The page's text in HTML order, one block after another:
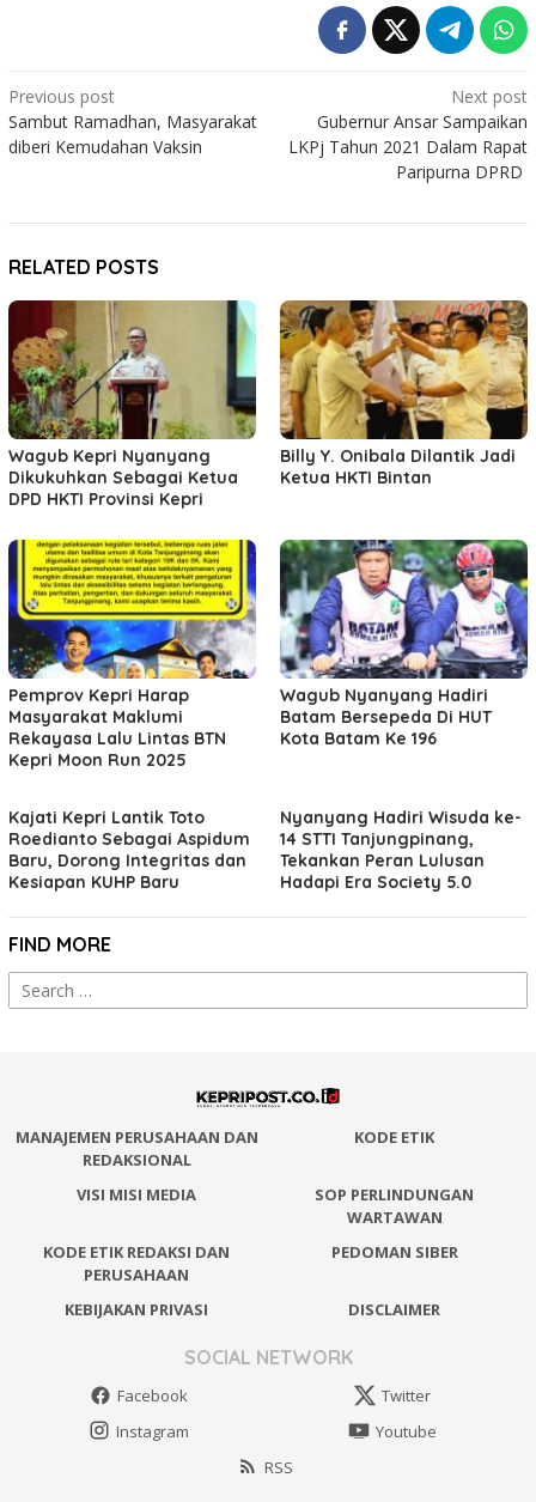
Post
navigation
Previous post
Sambut Ramadhan, Masyarakat
diberi Kemudahan Vaksin
Next post
Gubernur Ansar Sampaikan
LKPj Tahun 2021 Dalam Rapat
Paripurna DPRD
RELATED POSTS
Wagub Kepri Nyanyang
Dikukuhkan Sebagai Ketua
DPD HKTI Provinsi Kepri
Billy Y. Onibala Dilantik Jadi
Ketua HKTI Bintan
Pemprov Kepri Harap
Masyarakat Maklumi
Rekayasa Lalu Lintas BTN
Kepri Moon Run 2025
Wagub Nyanyang Hadiri
Batam Bersepeda Di HUT
Kota Batam Ke 196
Kajati Kepri Lantik Toto
Roedianto Sebagai Aspidum
Baru, Dorong Integritas dan
Kesiapan KUHP Baru
Nyanyang Hadiri Wisuda ke-
14 STTI Tanjungpinang,
Tekankan Peran Lulusan
Hadapi Era Society 5.0
FIND MORE
Search
for:
MANAJEMEN PERUSAHAAN DAN
REDAKSIONAL
KODE ETIK
VISI MISI MEDIA
SOP PERLINDUNGAN
WARTAWAN
KODE ETIK REDAKSI DAN
PERUSAHAAN
PEDOMAN SIBER
KEBIJAKAN PRIVASI DISCLAIMER
SOCIAL NETWORK
Facebook
Twitter
Instagram
Youtube
RSS